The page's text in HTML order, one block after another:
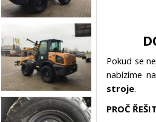
Pokud se
nabízíme
stroje.
PROČ